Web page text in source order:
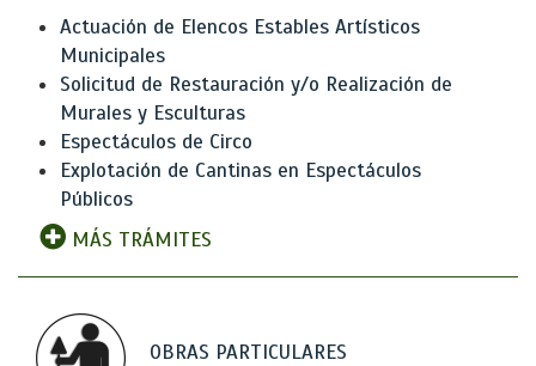
Actuación de Elencos Estables Artísticos
Municipales
Solicitud de Restauración y/o Realización de
Murales y Esculturas
Espectáculos de Circo
Explotación de Cantinas en Espectáculos
Públicos
MÁS TRÁMITES
OBRAS PARTICULARES